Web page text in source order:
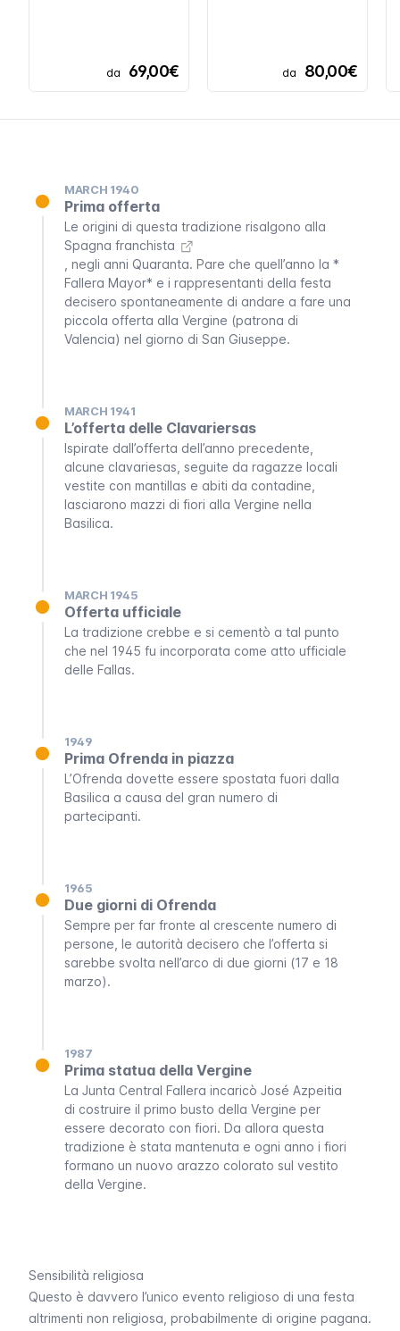
da 69,00€ da 80,00€
MARCH 1940
Prima offerta
Le origini di questa tradizione risalgono alla
Spagna franchista
, negli anni Quaranta. Pare che quell’anno la *
Fallera Mayor* e i rappresentanti della festa
decisero spontaneamente di andare a fare una
piccola offerta alla Vergine (patrona di
Valencia) nel giorno di San Giuseppe.
MARCH 1941
L’offerta delle Clavariersas
Ispirate dall’offerta dell’anno precedente,
alcune clavariesas , seguite da ragazze locali
vestite con mantillas e abiti da contadine,
lasciarono mazzi di fiori alla Vergine nella
Basilica.
MARCH 1945
Offerta ufficiale
La tradizione crebbe e si cementò a tal punto
che nel 1945 fu incorporata come atto ufficiale
delle Fallas.
1949
Prima Ofrenda in piazza
L’Ofrenda dovette essere spostata fuori dalla
Basilica a causa del gran numero di
partecipanti.
1965
Due giorni di Ofrenda
Sempre per far fronte al crescente numero di
persone, le autorità decisero che l’offerta si
sarebbe svolta nell’arco di due giorni (17 e 18
marzo).
1987
Prima statua della Vergine
La Junta Central Fallera incaricò José Azpeitia
di costruire il primo busto della Vergine per
essere decorato con fiori. Da allora questa
tradizione è stata mantenuta e ogni anno i fiori
formano un nuovo arazzo colorato sul vestito
della Vergine.
Sensibilità religiosa
Questo è davvero l’unico evento religioso di una festa
altrimenti non religiosa, probabilmente di origine pagana.